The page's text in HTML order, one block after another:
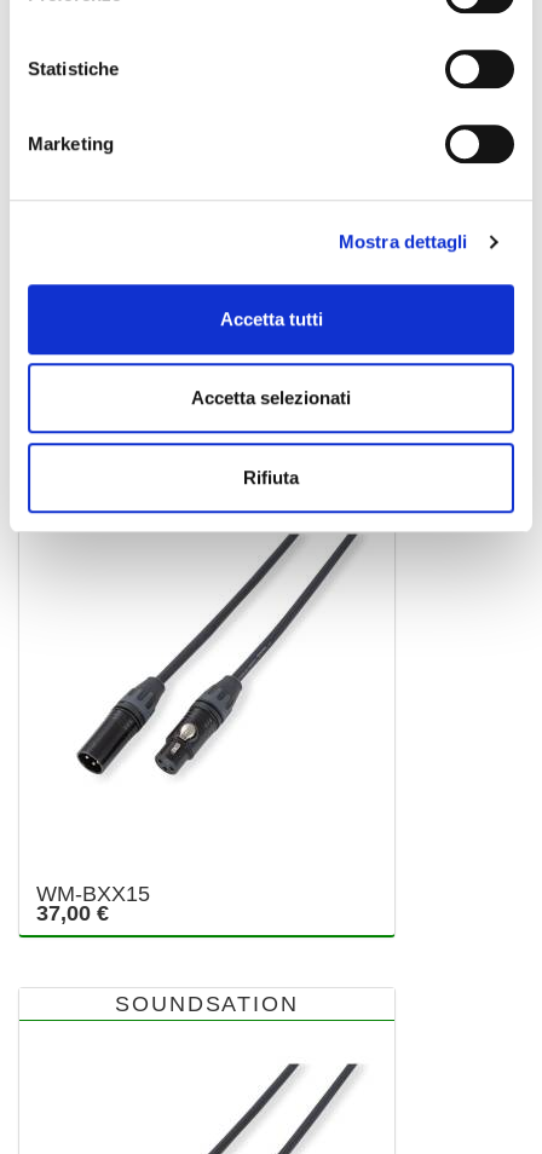
Statistiche
Marketing
Mostra dettagli
Accetta tutti
Accetta selezionati
Rifiuta
WM-UXFJ15
SOUNDSATION
WM-BXX15
37,00 €
SOUNDSATION